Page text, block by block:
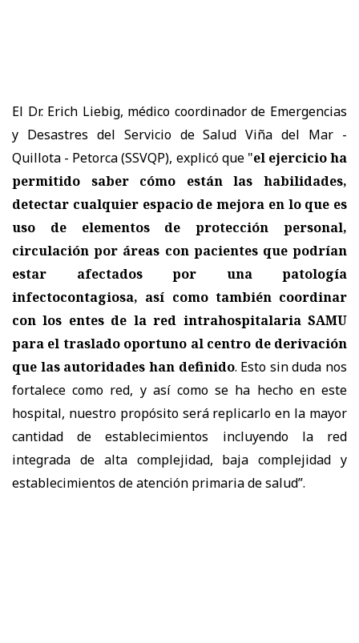
El Dr. Erich Liebig, médico coordinador de Emergencias
y Desastres del Servicio de Salud Viña del Mar -
Quillota - Petorca (SSVQP), explicó que "el ejercicio ha
permitido saber cómo están las habilidades,
detectar cualquier espacio de mejora en lo que es
uso de elementos de protección personal,
circulación por áreas con pacientes que podrían
estar afectados por una patología
infectocontagiosa, así como también coordinar
con los entes de la red intrahospitalaria SAMU
para el traslado oportuno al centro de derivación
que las autoridades han definido. Esto sin duda nos
fortalece como red, y así como se ha hecho en este
hospital, nuestro propósito será replicarlo en la mayor
cantidad de establecimientos incluyendo la red
integrada de alta complejidad, baja complejidad y
establecimientos de atención primaria de salud”.